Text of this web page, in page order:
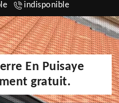
indisponible
En Puisaye
gratuit.